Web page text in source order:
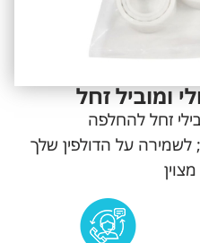
ומוביל זחל
לשמירה על הדולפין שלך